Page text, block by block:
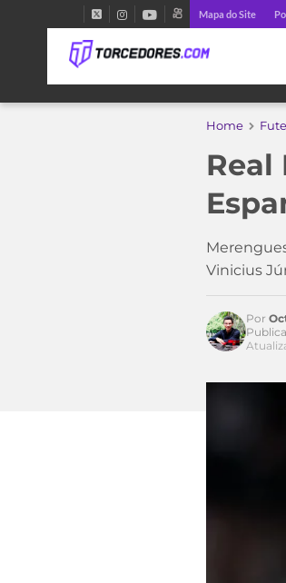
Mapa do Site
Home
Vinicius
Acesse o perfil do autor
Por